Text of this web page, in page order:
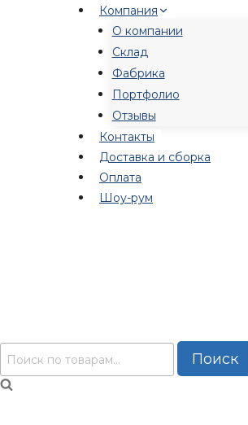
Компания
О компании
Склад
Фабрика
Портфолио
Отзывы
Контакты
Доставка и сборка
Оплата
Шоу-рум
Поиск